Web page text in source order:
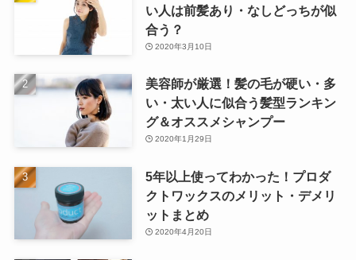
い人は前髪あり・なしどっちが似
合う？
2020年3月10日
美容師が厳選！髪の毛が硬い・多
い・太い人に似合う髪型ランキン
グ＆オススメシャンプー
2020年1月29日
5年以上使ってわかった！プロダ
クトワックスのメリット・デメリ
ットまとめ
2020年4月20日